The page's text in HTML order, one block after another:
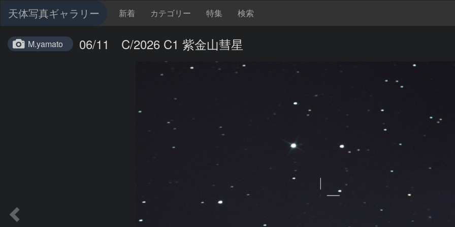
天体写真ギャラリー 新着 カテゴリー 特集 検索
M.yamato 06/11 C/2026 C1 紫金山彗星